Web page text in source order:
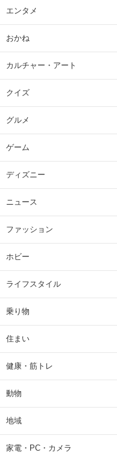
エンタメ
おかね
カルチャー・アート
クイズ
グルメ
ゲーム
ディズニー
ニュース
ファッション
ホビー
ライフスタイル
乗り物
住まい
健康・筋トレ
動物
地域
家電・PC・カメラ